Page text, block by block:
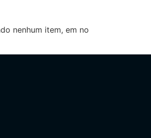
nenhum item, em no